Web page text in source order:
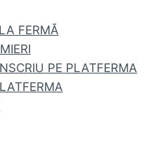
FERMĂ
PE PLATFERMA